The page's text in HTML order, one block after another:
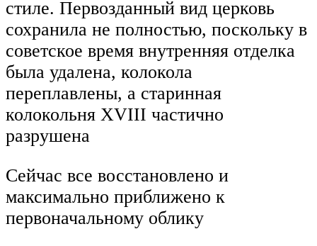
стиле. Первозданный вид церковь
сохранила не полностью, поскольку в
советское время внутренняя отделка
была удалена, колокола
переплавлены, а старинная
колокольня XVIII частично
разрушена
Сейчас все восстановлено и
максимально приближено к
первоначальному облику